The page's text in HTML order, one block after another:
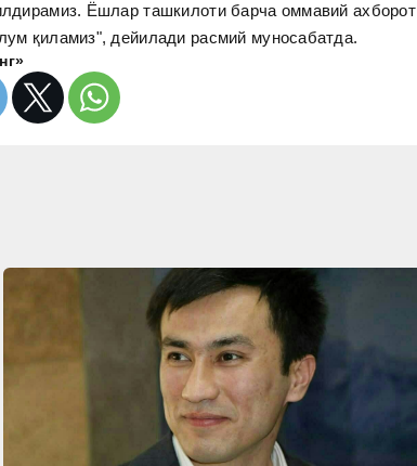
Ёшлар ташкилоти барча оммавий ахборот
қиламиз", дейилади расмий муносабатда.